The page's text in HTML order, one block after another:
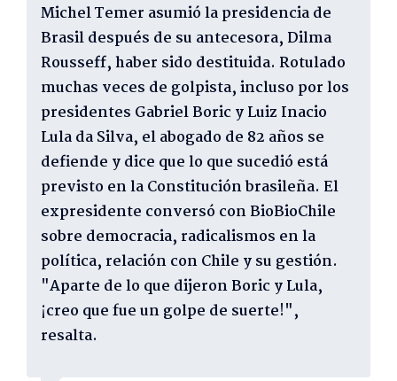
Michel Temer asumió la presidencia de
Brasil después de su antecesora, Dilma
Rousseff, haber sido destituida. Rotulado
muchas veces de golpista, incluso por los
presidentes Gabriel Boric y Luiz Inacio
Lula da Silva, el abogado de 82 años se
defiende y dice que lo que sucedió está
previsto en la Constitución brasileña. El
expresidente conversó con BioBioChile
sobre democracia, radicalismos en la
política, relación con Chile y su gestión.
"Aparte de lo que dijeron Boric y Lula,
¡creo que fue un golpe de suerte!",
resalta.